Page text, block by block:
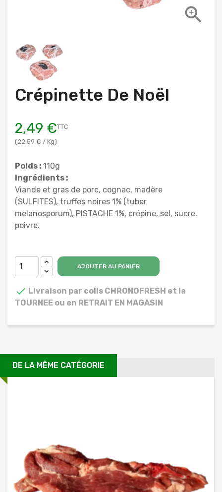

Crépinette De Noël
2,49 €
(22,59 € / Kg)
TTC
Poids : 110g
Ingrédients :
Viande et gras de porc, cognac, madère
(SULFITES), truffes noires 1% (tuber
melanosporum), PISTACHE 1%, crépine, sel, sucre,
poivre.
AJOUTER AU PANIER
 Livraison par colis CHRONOFRESH et la
TOURNEE ou en RETRAIT EN MAGASIN
DE LA MÊME CATÉGORIE